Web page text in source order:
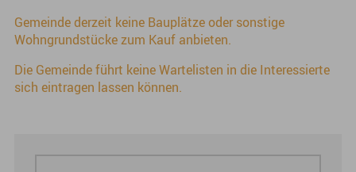
Gemeinde derzeit keine Bauplätze oder sonstige
Wohngrundstücke zum Kauf anbieten.
Die Gemeinde führt keine Wartelisten in die Interessierte
sich eintragen lassen können.